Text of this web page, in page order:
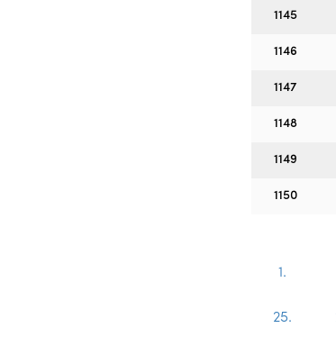
1145
1146
1147
1148
1149
1150
1.
25.